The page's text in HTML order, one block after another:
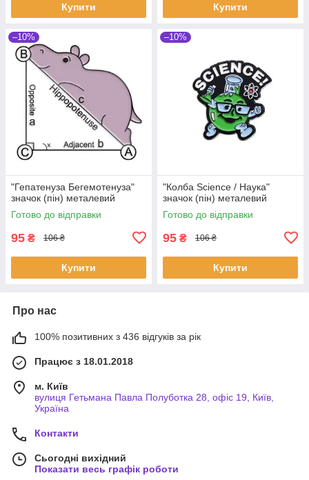
Купити Купити
–10%
"Гепатенуза Бегемотенуза"
значок (пін) металевий
Готово до відправки
95 ₴ 106 ₴
Купити
–10%
"Колба Science / Наука"
значок (пін) металевий
Готово до відправки
95 ₴ 106 ₴
Купити
Про нас
100% позитивних з 436 відгуків за рік
Працює з 18.01.2018
м. Київ
вулиця Гетьмана Павла Полуботка 28, офіс 19, Київ,
Україна
Контакти
Сьогодні вихідний
Показати весь графік роботи